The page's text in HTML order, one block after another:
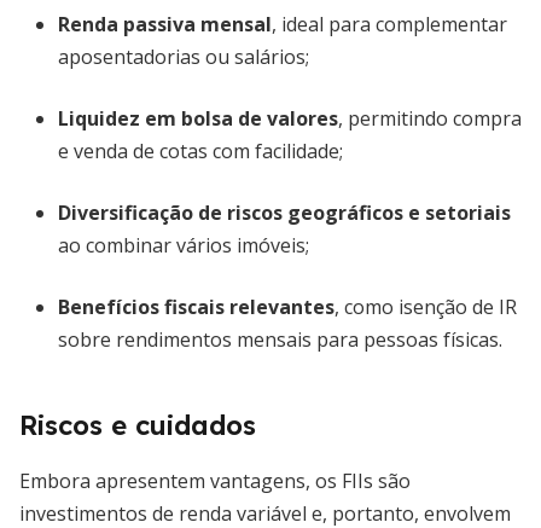
Renda passiva mensal, ideal para complementar
aposentadorias ou salários;
Liquidez em bolsa de valores, permitindo compra
e venda de cotas com facilidade;
Diversificação de riscos geográficos e setoriais
ao combinar vários imóveis;
Benefícios fiscais relevantes, como isenção de IR
sobre rendimentos mensais para pessoas físicas.
Riscos e cuidados
Embora apresentem vantagens, os FIIs são
investimentos de renda variável e, portanto, envolvem